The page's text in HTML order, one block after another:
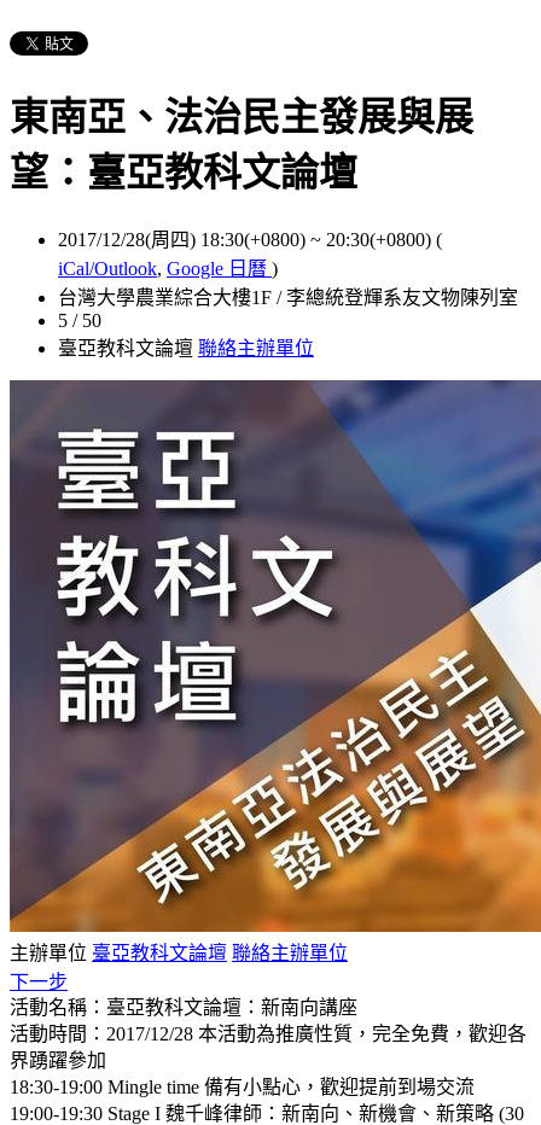
東南亞、法治民主發展與展
望：臺亞教科文論壇
2017/12/28(周四) 18:30(+0800) ~ 20:30(+0800) (
iCal/Outlook, Google 日曆 )
台灣大學農業綜合大樓1F / 李總統登輝系友文物陳列室
5 / 50
臺亞教科文論壇 聯絡主辦單位
主辦單位 臺亞教科文論壇 聯絡主辦單位
下一步
活動名稱：臺亞教科文論壇：新南向講座
活動時間：2017/12/28 本活動為推廣性質，完全免費，歡迎各
界踴躍參加
18:30-19:00 Mingle time 備有小點心，歡迎提前到場交流
19:00-19:30 Stage I 魏千峰律師：新南向、新機會、新策略 (30